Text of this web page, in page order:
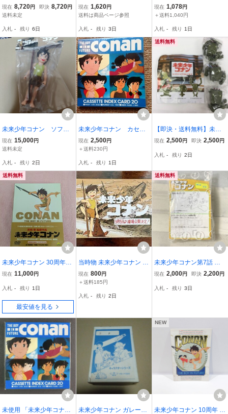
ン」第10話・ラオ博士・
台本 高畑勲 1978年放
現在 8,720円 即決 8,720円
送料未定
入札 - 残り 6日
ラマ編 BGM編】アニメ
漫画 昭和 レトロ 曲【A3-
現在 1,620円
送料は商品ページ参照
入札 - 残り 3日
レクション 名探偵コナン
3種 セット
現在 1,078円
＋送料1,040円
入札 - 残り 1日
未来少年コナン ソフ
ビ KAIEDA 未開封 宮
崎駿 dune
現在 15,000円
送料未定
入札 - 残り 2日
未来少年コナン カセッ
トインデックスカード
宮崎駿
現在 2,500円
＋送料230円
入札 - 残り 1日
送料無料
【即決・送料無料】未来
少年コナン デスクトップ
セット / SOTA ガチャ
現在 2,500円 即決 2,500円
入札 - 残り 2日
送料無料
未来少年コナン 30周年メ
モリアルボックス（期間
崎駿
現在 11,000円
入札 - 残り 1日
最安値を見る
当時物 未来少年コナン 劇
場公開決定 記念 カード
チラシ 宮﨑駿 アニメグッ
現在 800円
＋送料185円
入札 - 残り 2日
送料無料
未来少年コナン第7話 ド
ラマチックコレクション
現在 2,000円 即決 2,200円
入札 - 残り 3日
未使用 「未来少年コナ
未来少年コナン ガレージ
NEW
未来少年コナン 10周年 ノ